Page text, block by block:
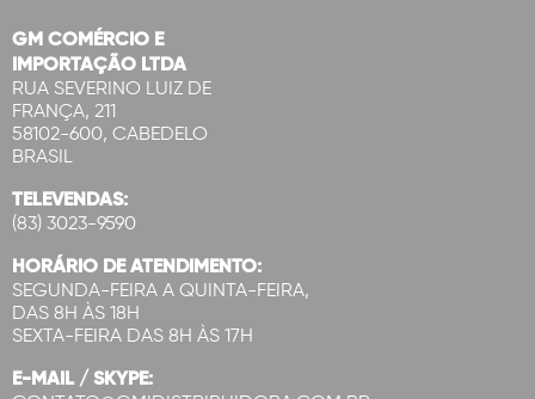
GM COMÉRCIO E
IMPORTAÇÃO LTDA
RUA SEVERINO LUIZ DE
FRANÇA, 211
58102-600, CABEDELO
BRASIL
TELEVENDAS:
(83) 3023-9590
HORÁRIO DE ATENDIMENTO:
SEGUNDA-FEIRA A QUINTA-FEIRA,
DAS 8H ÀS 18H
SEXTA-FEIRA DAS 8H ÀS 17H
E-MAIL / SKYPE: